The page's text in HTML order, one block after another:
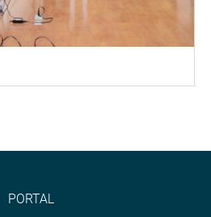
PORTAL